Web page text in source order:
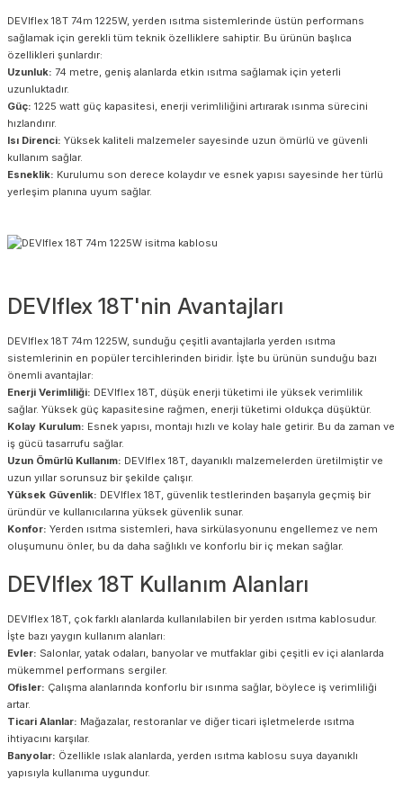
DEVIflex 18T 74m 1225W, yerden ısıtma sistemlerinde üstün performans
sağlamak için gerekli tüm teknik özelliklere sahiptir. Bu ürünün başlıca
özellikleri şunlardır:
Uzunluk: 74 metre, geniş alanlarda etkin ısıtma sağlamak için yeterli
uzunluktadır.
Güç: 1225 watt güç kapasitesi, enerji verimliliğini artırarak ısınma sürecini
hızlandırır.
Isı Direnci: Yüksek kaliteli malzemeler sayesinde uzun ömürlü ve güvenli
kullanım sağlar.
Esneklik: Kurulumu son derece kolaydır ve esnek yapısı sayesinde her türlü
yerleşim planına uyum sağlar.
DEVIflex 18T'nin Avantajları
DEVIflex 18T 74m 1225W, sunduğu çeşitli avantajlarla yerden ısıtma
sistemlerinin en popüler tercihlerinden biridir. İşte bu ürünün sunduğu bazı
önemli avantajlar:
Enerji Verimliliği: DEVIflex 18T, düşük enerji tüketimi ile yüksek verimlilik
sağlar. Yüksek güç kapasitesine rağmen, enerji tüketimi oldukça düşüktür.
Kolay Kurulum: Esnek yapısı, montajı hızlı ve kolay hale getirir. Bu da zaman ve
iş gücü tasarrufu sağlar.
Uzun Ömürlü Kullanım: DEVIflex 18T, dayanıklı malzemelerden üretilmiştir ve
uzun yıllar sorunsuz bir şekilde çalışır.
Yüksek Güvenlik: DEVIflex 18T, güvenlik testlerinden başarıyla geçmiş bir
üründür ve kullanıcılarına yüksek güvenlik sunar.
Konfor: Yerden ısıtma sistemleri, hava sirkülasyonunu engellemez ve nem
oluşumunu önler, bu da daha sağlıklı ve konforlu bir iç mekan sağlar.
DEVIflex 18T Kullanım Alanları
DEVIflex 18T, çok farklı alanlarda kullanılabilen bir yerden ısıtma kablosudur.
İşte bazı yaygın kullanım alanları:
Evler: Salonlar, yatak odaları, banyolar ve mutfaklar gibi çeşitli ev içi alanlarda
mükemmel performans sergiler.
Ofisler: Çalışma alanlarında konforlu bir ısınma sağlar, böylece iş verimliliği
artar.
Ticari Alanlar: Mağazalar, restoranlar ve diğer ticari işletmelerde ısıtma
ihtiyacını karşılar.
Banyolar: Özellikle ıslak alanlarda, yerden ısıtma kablosu suya dayanıklı
yapısıyla kullanıma uygundur.